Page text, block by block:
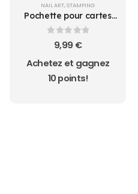
NAIL ART, STAMPING
Pochette pour cartes
de stamping
sur 5
9,99 €
Achetez et gagnez
10 points!